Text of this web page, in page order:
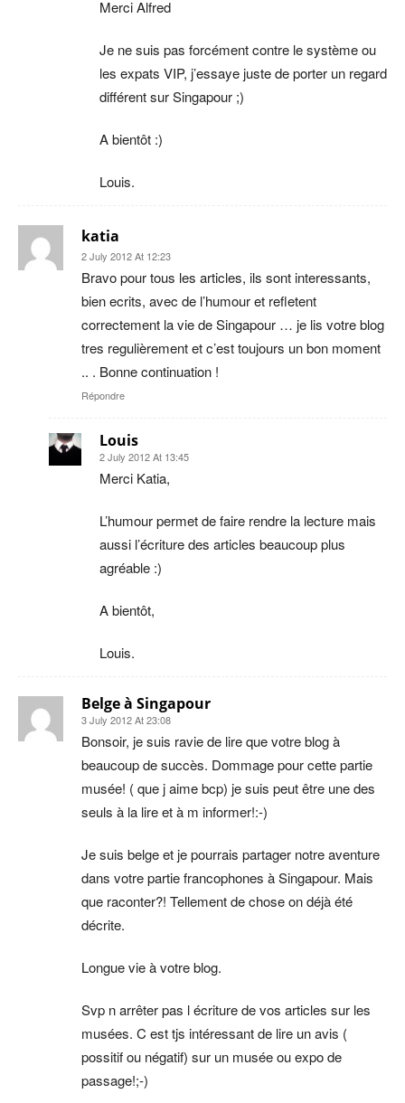
Merci Alfred
Je ne suis pas forcément contre le système ou
les expats VIP, j’essaye juste de porter un regard
différent sur Singapour ;)
A bientôt :)
Louis.
katia
2 July 2012 At 12:23
Bravo pour tous les articles, ils sont interessants,
bien ecrits, avec de l’humour et refletent
correctement la vie de Singapour … je lis votre blog
tres regulièrement et c’est toujours un bon moment
.. . Bonne continuation !
Répondre
Louis
2 July 2012 At 13:45
Merci Katia,
L’humour permet de faire rendre la lecture mais
aussi l’écriture des articles beaucoup plus
agréable :)
A bientôt,
Louis.
Belge à Singapour
3 July 2012 At 23:08
Bonsoir, je suis ravie de lire que votre blog à
beaucoup de succès. Dommage pour cette partie
musée! ( que j aime bcp) je suis peut être une des
seuls à la lire et à m informer!:-)
Je suis belge et je pourrais partager notre aventure
dans votre partie francophones à Singapour. Mais
que raconter?! Tellement de chose on déjà été
décrite.
Longue vie à votre blog.
Svp n arrêter pas l écriture de vos articles sur les
musées. C est tjs intéressant de lire un avis (
possitif ou négatif) sur un musée ou expo de
passage!;-)